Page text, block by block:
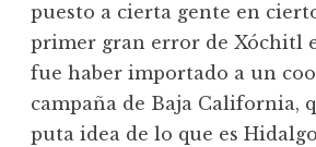
puesto a cierta gente en
primer gran error de Xóchitl
fue haber importado a un
campaña de Baja California,
puta idea de lo que es